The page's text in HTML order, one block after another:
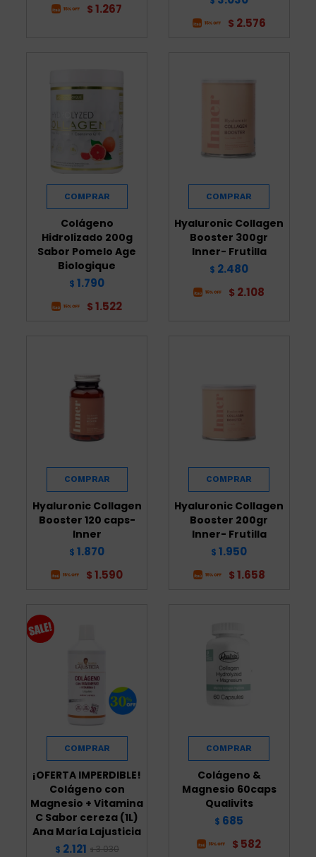
$ 1.267
$ 2.576
Colágeno
Hidrolizado 200g
Sabor Pomelo Age
Biologique
$ 1.790
$ 1.522
Hyaluronic Collagen
Booster 300gr
Inner- Frutilla
$ 2.480
$ 2.108
Hyaluronic Collagen
Booster 120 caps-
Inner
$ 1.870
$ 1.590
Hyaluronic Collagen
Booster 200gr
Inner- Frutilla
$ 1.950
$ 1.658
¡OFERTA IMPERDIBLE!
Colágeno con
Magnesio + Vitamina
C Sabor cereza (1L)
Ana María Lajusticia
$ 2.121 $ 3.030
Colágeno &
Magnesio 60caps
Qualivits
$ 685
$ 582